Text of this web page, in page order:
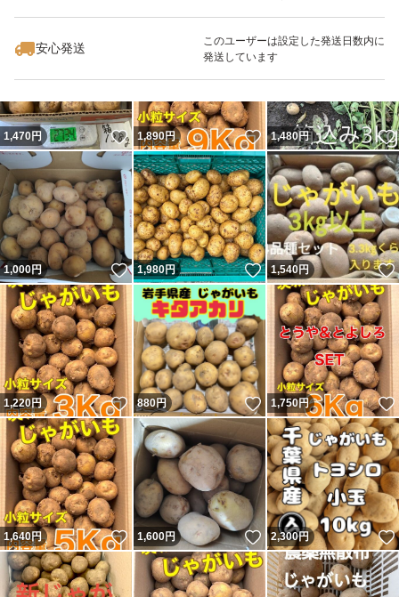
安心発送
このユーザーは設定した発送日数内に
発送しています
1,470円 いいね！
1,890円 いいね！
1,480円
1,000円 いいね！
1,980円 いいね！
1,540円
1,220円 いいね！
880円 いいね！
1,750円
1,640円 いいね！
1,600円 いいね！
2,300円